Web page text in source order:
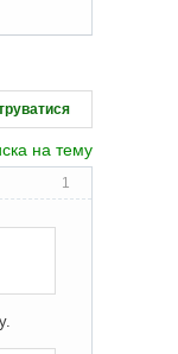
на тему
1